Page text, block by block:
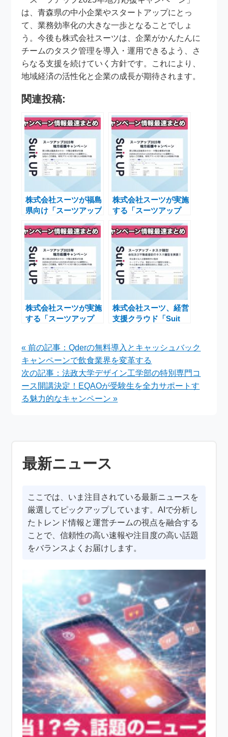
は、青森県の中小企業やスタートアップにとっ
て、業務効率化の大きな一歩となることでしょ
う。今後も株式会社スーツは、企業がかんたんに
チームのタスク管理を導入・運用できるよう、さ
らなる支援を続けていく方針です。これにより、
地域経済の活性化と企業の成長が期待されます。
関連投稿:
株式会社スーツが福島
県向け「スーツアップ
ンペーン」を実施中
株式会社スーツが実施
する「スーツアップ
ンペーン」宮城県対象
の割引プラン
株式会社スーツが実施
する「スーツアップ
ご案内
株式会社スーツ、経営
支援クラウド「Suit
追加のお知らせ
« 前の記事：Qderの無料導入とキャッシュバック
キャンペーンで飲食業界を変革する
次の記事：法政大学デザイン工学部の特別専門コ
ース開講決定！EQAOが受験生を全力サポートす
る魅力的なキャンペーン »
最新ニュース
ここでは、いま注目されている最新ニュースを
厳選してピックアップしています。AIで分析し
たトレンド情報と運営チームの視点を融合する
ことで、信頼性の高い速報や注目度の高い話題
をバランスよくお届けします。